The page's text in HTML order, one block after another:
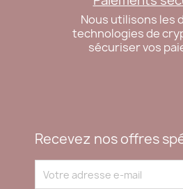
Nous utilisons les
technologies de
sécuriser vos
Recevez nos offres